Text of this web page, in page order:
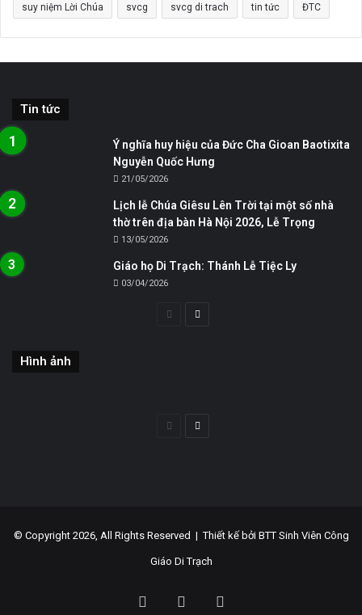
suy niệm Lời Chúa svcg svcg di trach tin tức ĐTC
Tin tức
Ý nghĩa huy hiệu của Đức Cha Gioan Baotixita
Nguyễn Quốc Hưng
21/05/2026
Lịch lễ Chúa Giêsu Lên Trời tại một số nhà
thờ trên địa bàn Hà Nội 2026, Lễ Trọng
13/05/2026
Giáo họ Di Trạch: Thánh Lễ Tiệc Ly
03/04/2026
Trang Trang
Hình ảnh
Trang Trang
© Copyright 2026, All Rights Reserved |Thiết kế bởi BTT Sinh Viên Công
Giáo Di Trạch
FacebookYouTube